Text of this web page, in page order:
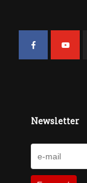
Newsletter